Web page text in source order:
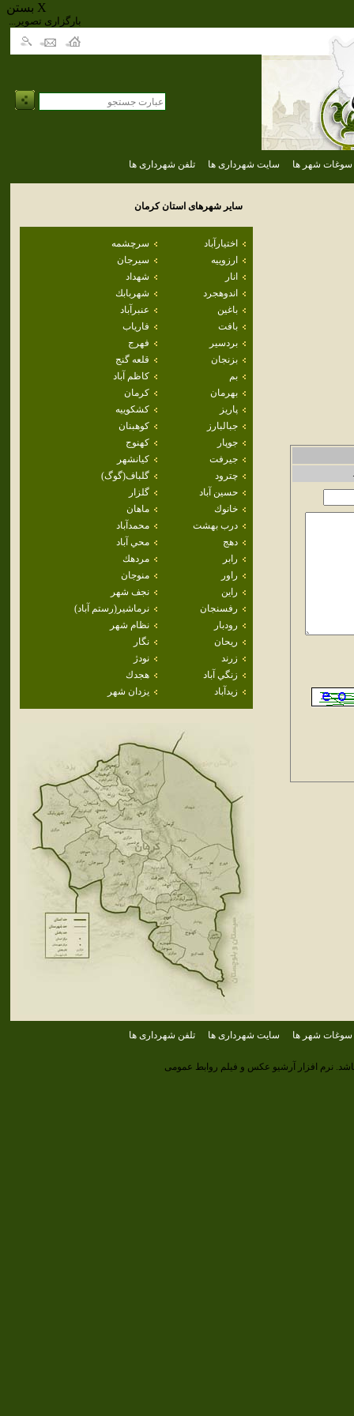
بستن X
...بارگزاری تصویر
سوغات شهر ها سایت شهرداری ها تلفن شهرداری ها
سایر شهرهای استانكرمان
اختيارآباد
سرچشمه
ارزوييه
سيرجان
انار
شهداد
اندوهجرد
شهربابك
باغين
عنبرآباد
بافت
فارياب
بردسير
فهرج
بزنجان
قلعه گنج
بم
كاظم آباد
بهرمان
كرمان
پاريز
كشكوييه
جبالبارز
كوهبنان
جوپار
كهنوج
جيرفت
كيانشهر
چترود
گلباف(گوگ)
حسين آباد
گلزار
خانوك
ماهان
درب بهشت
محمدآباد
دهج
محي آباد
رابر
مردهك
راور
منوجان
راين
نجف شهر
رفسنجان
نرماشير(رستم آباد)
رودبار
نظام شهر
ريحان
نگار
زرند
نودژ
زنگي آباد
هجدك
زيدآباد
يزدان شهر
سوغات شهر ها سایت شهرداری ها تلفن شهرداری ها
نرم افزار آرشیو عکس و فیلم روابط عمومی